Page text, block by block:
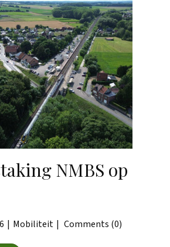
NMBS op
Mobiliteit Comments (0)